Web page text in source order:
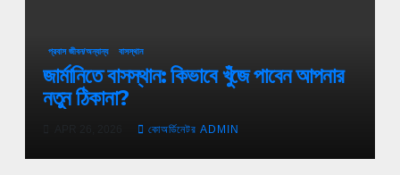
প্রবাস জীবন/অন্যান্য বাসস্থান
জার্মানিতে বাসস্থান: কিভাবে খুঁজে পাবেন আপনার
নতুন ঠিকানা?
কোঅর্ডিনেটর ADMIN